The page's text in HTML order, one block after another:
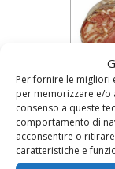
Per fornire le migliori
per memorizzare e/o
consenso a queste
comportamento di
acconsentire o
caratteristiche e
Prezzo